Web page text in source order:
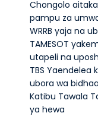
Chongolo
pampu za
WRRB yaja na
TAMESOT
utapeli na
TBS Yaendelea
ubora wa
Katibu Tawala
ya hewa